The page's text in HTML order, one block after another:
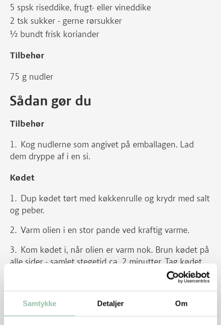
Samtykke Detaljer Om
5 spsk riseddike, frugt- eller vineddike
2 tsk sukker - gerne rørsukker
½ bundt frisk koriander
Tilbehør
75 g nudler
Sådan gør du
Tilbehør
Kog nudlerne som angivet på emballagen. Lad
dem dryppe af i en si.
Kødet
Dup kødet tørt med køkkenrulle og krydr med salt
og peber.
Varm olien i en stor pande ved kraftig varme.
Kom kødet i, når olien er varm nok. Brun kødet på
alle sider - samlet stegetid ca. 2 minutter. Tag kødet
op på en tallerken. Dryp oystersauce over kødet.
Grøntsager
Riv gulerødder.